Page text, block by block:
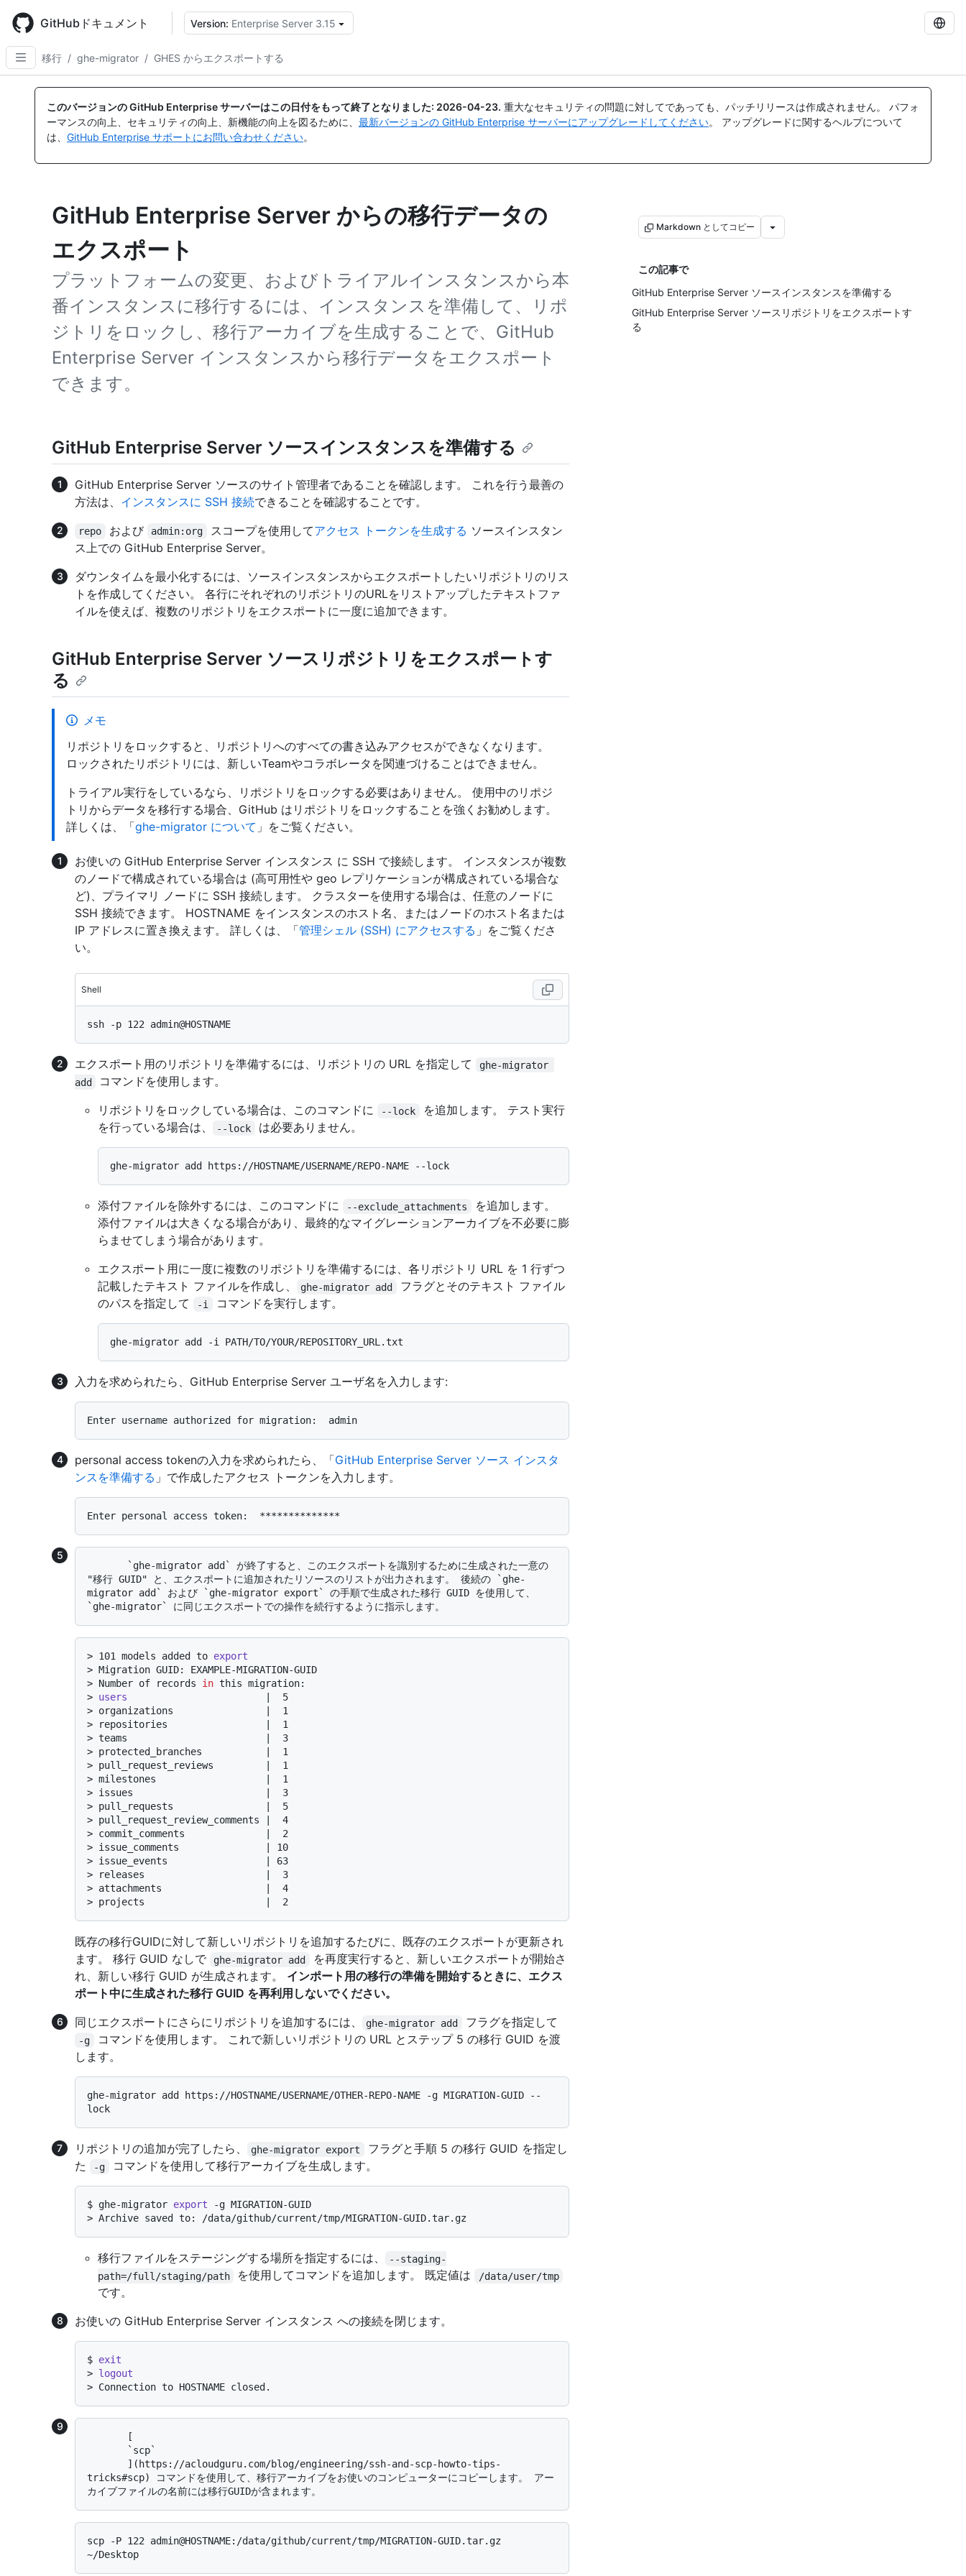
main
content
GitHubドキュメント Version: Enterprise Server 3.15
移行 / ghe-migrator / GHES からエクスポートする
このバージョンの GitHub Enterprise サーバーはこの日付をもって終了となりました: 2026-04-23. 重大なセキュリティの問題に対してであっても、パッチリリースは作成されません。 パフォ
ーマンスの向上、セキュリティの向上、新機能の向上を図るために、 最新バージョンの GitHub Enterprise サーバーにアップグレードしてください。 アップグレードに関するヘルプについて
は、 GitHub Enterprise サポートにお問い合わせください。
GitHub Enterprise Server からの移行データの
エクスポート
プラットフォームの変更、およびトライアルインスタンスから本
番インスタンスに移行するには、インスタンスを準備して、リポ
ジトリをロックし、移行アーカイブを生成することで、GitHub
Enterprise Server インスタンスから移行データをエクスポート
できます。
Markdown としてコピー
この記事で
GitHub Enterprise Server ソースインスタンスを準備する
GitHub Enterprise Server ソースリポジトリをエクスポートす
る
GitHub Enterprise Server ソースインスタンスを準備する
GitHub Enterprise Server ソースのサイト管理者であることを確認します。 これを行う最善の
方法は、 インスタンスに SSH 接続できることを確認することです。
repo および admin:org スコープを使用してアクセス トークンを生成する ソースインスタン
ス上での GitHub Enterprise Server。
ダウンタイムを最小化するには、ソースインスタンスからエクスポートしたいリポジトリのリス
トを作成してください。 各行にそれぞれのリポジトリのURLをリストアップしたテキストファ
イルを使えば、複数のリポジトリをエクスポートに一度に追加できます。
GitHub Enterprise Server ソースリポジトリをエクスポートす
る
メモ
リポジトリをロックすると、リポジトリへのすべての書き込みアクセスができなくなります。
ロックされたリポジトリには、新しいTeamやコラボレータを関連づけることはできません。
トライアル実行をしているなら、リポジトリをロックする必要はありません。 使用中のリポジ
トリからデータを移行する場合、GitHub はリポジトリをロックすることを強くお勧めします。
詳しくは、「ghe-migrator について 」をご覧ください。
お使いの GitHub Enterprise Server インスタンス に SSH で接続します。 インスタンスが複数
のノードで構成されている場合は (高可用性や geo レプリケーションが構成されている場合な
ど)、プライマリ ノードに SSH 接続します。 クラスターを使用する場合は、任意のノードに
SSH 接続できます。 HOSTNAME をインスタンスのホスト名、またはノードのホスト名または
IP アドレスに置き換えます。 詳しくは、「管理シェル (SSH) にアクセスする 」をご覧くださ
い。
Shell
エクスポート用のリポジトリを準備するには、リポジトリの URL を指定して
ghe-migrator
add
コマンドを使用します。
リポジトリをロックしている場合は、このコマンドに
--lock
を追加します。 テスト実行
を行っている場合は、
--lock は必要ありません。
添付ファイルを除外するには、このコマンドに --exclude_attachments
を追加します。
添付ファイルは大きくなる場合があり、最終的なマイグレーションアーカイブを不必要に膨
らませてしまう場合があります。
エクスポート用に一度に複数のリポジトリを準備するには、各リポジトリ URL を 1 行ずつ
記載したテキスト ファイルを作成し、
ghe-migrator add
フラグとそのテキスト ファイル
のパスを指定して
-i コマンドを実行します。
入力を求められたら、GitHub Enterprise Server ユーザ名を入力します:
personal access tokenの入力を求められたら、「GitHub Enterprise Server ソース インスタ
ンスを準備する 」で作成したアクセス トークンを入力します。
"移行 GUID" と、エクスポートに追加されたリソースのリストが出力されます。 後続の `ghe-
migrator add` および `ghe-migrator export` の手順で生成された移行 GUID を使用して、
> 101 models added to export
> Migration GUID: EXAMPLE-MIGRATION-GUID
> Number of records in this migration:
> users
                        |  5
> organizations                |  1
>
repositories                 |  1
> teams                        |  3
> protected_branches           |  1
> pull_request_reviews         |  1
> milestones                   |  1
> issues                       |  3
> pull_requests                |  5
> pull_request_review_comments |  4
> commit_comments              |  2
> issue_comments               | 10
> issue_events                 | 63
>
releases                     |  3
> attachments                  |  4
> projects                     |  2
既存の移行GUIDに対して新しいリポジトリを追加するたびに、既存のエクスポートが更新され
ます。 移行 GUID なしで
ghe-migrator add
を再度実行すると、新しいエクスポートが開始さ
れ、新しい移行 GUID が生成されます。 インポート用の移行の準備を開始するときに、エクス
ポート中に生成された移行 GUID を再利用しないでください。
同じエクスポートにさらにリポジトリを追加するには、
ghe-migrator add フラグを指定して
-g
コマンドを使用します。 これで新しいリポジトリの URL とステップ 5 の移行 GUID を渡
します。
ghe-migrator add https://HOSTNAME/USERNAME/OTHER-REPO-NAME -g MIGRATION-GUID --
リポジトリの追加が完了したら、 ghe-migrator export
フラグと手順 5 の移行 GUID を指定し
た
-g コマンドを使用して移行アーカイブを生成します。
$ ghe-migrator export -g MIGRATION-GUID
> Archive saved to: /data/github/current/tmp/MIGRATION-GUID.tar.gz
移行ファイルをステージングする場所を指定するには、
--staging-
path=/full/staging/path
を使用してコマンドを追加します。 既定値は /data/user/tmp
です。
お使いの GitHub Enterprise Server インスタンス への接続を閉じます。
$ exit
> logout
> Connection to HOSTNAME closed.
tricks#scp) コマンドを使用して、移行アーカイブをお使いのコンピューターにコピーします。 アー
scp -P 122 admin@HOSTNAME:/data/github/current/tmp/MIGRATION-GUID.tar.gz